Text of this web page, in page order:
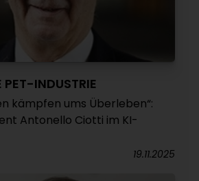
PET-INDUSTRIE
kämpfen ums Überleben“:
Antonello Ciotti im KI-
19.11.2025